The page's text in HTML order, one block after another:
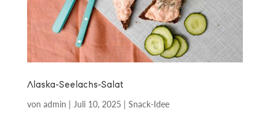
Alaska-Seelachs-Salat
von admin | Juli 10, 2025| Snack-Idee